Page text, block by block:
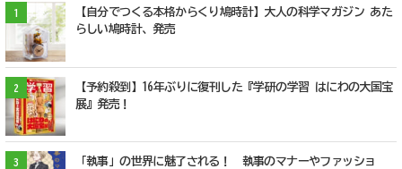
1
【自分でつくる本格からくり鳩時計】大人の科学マガジン あた
らしい鳩時計、発売
2
【予約殺到】16年ぶりに復刊した『学研の学習 はにわの大国宝
展』発売！
3
「執事」の世界に魅了される！ 執事のマナーやファッショ